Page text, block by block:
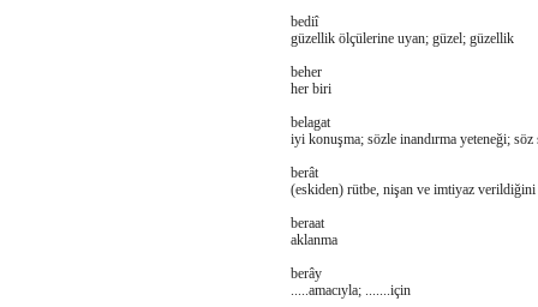
bediî
güzellik ölçülerine uyan; güzel; güzellik
beher
her biri
belagat
iyi konuşma; sözle inandırma yeteneği; söz
berât
(eskiden) rütbe, nişan ve imtiyaz
beraat
aklanma
berây
.....amacıyla; .......için